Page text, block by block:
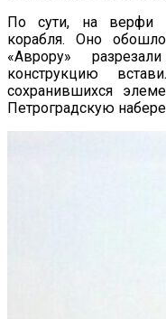
По сути, на верфи
корабля. Оно
«Аврору»
конструкцию
сохранившихся
Петроградскую